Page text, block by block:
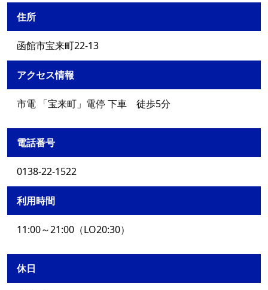
住所
函館市宝来町22-13
アクセス情報
市電 「宝来町」電停 下車 徒歩5分
電話番号
0138-22-1522
利用時間
11:00～21:00（LO20:30）
休日